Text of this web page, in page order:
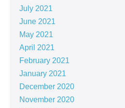
July 2021
June 2021
May 2021
April 2021
February 2021
January 2021
December 2020
November 2020